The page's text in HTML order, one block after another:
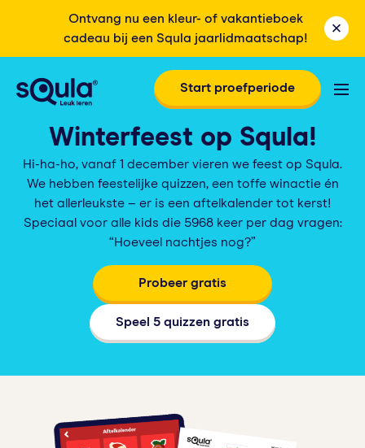
Ontvang nu een kleur- of vakantieboek
cadeau bij een Squla jaarlidmaatschap!
Start proefperiode
Winterfeest op Squla!
Hi-ha-ho, vanaf 1 december vieren we feest op Squla.
We hebben feestelijke quizzen, een toffe winactie én
het allerleukste – er is een aftelkalender tot kerst!
Speciaal voor alle kids die 5968 keer per dag vragen:
“Hoeveel nachtjes nog?”
Probeer gratis
Speel 5 quizzen gratis